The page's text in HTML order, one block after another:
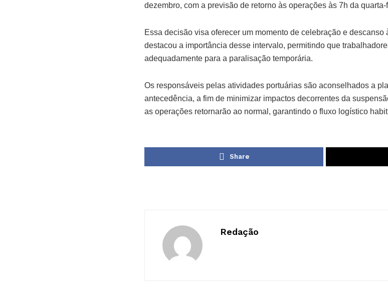
dezembro, com a previsão de retorno às operações às 7h da quarta-
Essa decisão visa oferecer um momento de celebração e descanso
destacou a importância desse intervalo, permitindo que
adequadamente para a paralisação temporária.
Os responsáveis pelas atividades portuárias são aconselhados a
antecedência, a fim de minimizar impactos decorrentes da
as operações retornarão ao normal, garantindo o fluxo logístico
Share
Redação